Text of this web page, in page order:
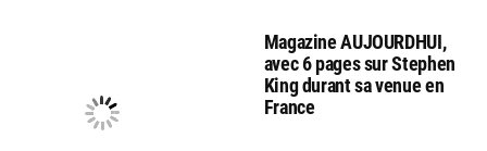
Magazine AUJOURDHUI,
avec 6 pages sur Stephen
King durant sa venue en
France